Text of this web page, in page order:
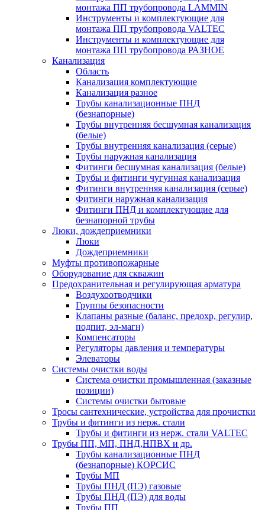
монтажа ПП трубопровода LAMMIN
Инструменты и комплектующие для
монтажа ПП трубопровода VALTEC
Инструменты и комплектующие для
монтажа ПП трубопровода РАЗНОЕ
Канализация
Область
Канализация комплектующие
Канализация разное
Трубы канализационные ПНД
(безнапорные)
Трубы внутренняя бесшумная канализация
(белые)
Трубы внутренняя канализация (серые)
Трубы наружная канализация
Фитинги бесшумная канализация (белые)
Трубы и фитинги чугунная канализация
Фитинги внутренняя канализация (серые)
Фитинги наружная канализация
Фитинги ПНД и комплектующие для
безнапорной трубы
Люки, дождеприемники
Люки
Дождеприемники
Муфты противопожарные
Оборудование для скважин
Предохранительная и регулирующая арматура
Воздухоотводчики
Группы безопасности
Клапаны разные (баланс, предохр, регулир,
подпит, эл-магн)
Компенсаторы
Регуляторы давления и температуры
Элеваторы
Системы очистки воды
Система очистки промышленная (заказные
позиции)
Системы очистки бытовые
Тросы сантехнические, устройства для прочистки
Трубы и фитинги из нерж. стали
Трубы и фитинги из нерж. стали VALTEC
Трубы ПП, МП, ПНД,НПВХ и др.
Трубы канализационные ПНД
(безнапорные) КОРСИС
Трубы МП
Трубы ПНД (ПЭ) газовые
Трубы ПНД (ПЭ) для воды
Трубы ПП